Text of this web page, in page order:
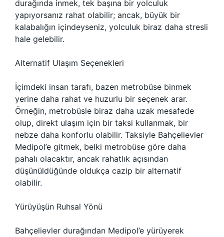
durağında inmek, tek başına bir yolculuk
yapıyorsanız rahat olabilir; ancak, büyük bir
kalabalığın içindeyseniz, yolculuk biraz daha stresli
hale gelebilir.
Alternatif Ulaşım Seçenekleri
İçimdeki insan tarafı, bazen metrobüse binmek
yerine daha rahat ve huzurlu bir seçenek arar.
Örneğin, metrobüsle biraz daha uzak mesafede
olup, direkt ulaşım için bir taksi kullanmak, bir
nebze daha konforlu olabilir. Taksiyle Bahçelievler
Medipol’e gitmek, belki metrobüse göre daha
pahalı olacaktır, ancak rahatlık açısından
düşünüldüğünde oldukça cazip bir alternatif
olabilir.
Yürüyüşün Ruhsal Yönü
Bahçelievler durağından Medipol’e yürüyerek